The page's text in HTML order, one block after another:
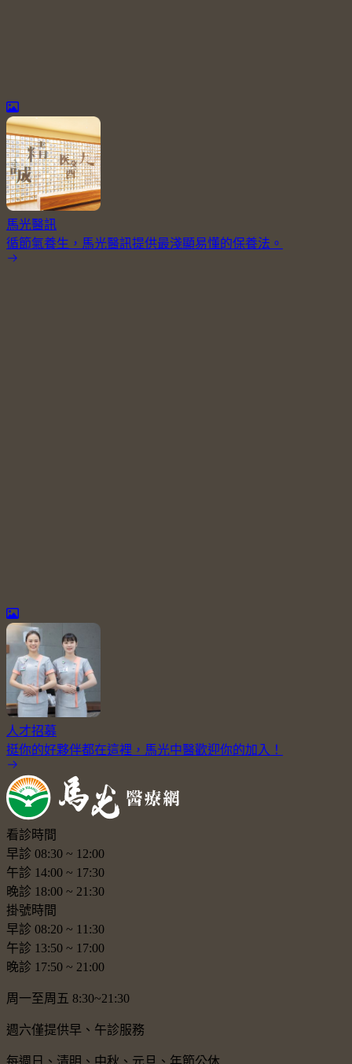
馬光醫訊
循節氣養生，馬光醫訊提供最淺顯易懂的保養法。
人才招募
挺你的好夥伴都在這裡，馬光中醫歡迎你的加入！
看診時間
早診 08:30 ~ 12:00
午診 14:00 ~ 17:30
晚診 18:00 ~ 21:30
掛號時間
早診 08:20 ~ 11:30
午診 13:50 ~ 17:00
晚診 17:50 ~ 21:00
周一至周五 8:30~21:30
週六僅提供早、午診服務
每週日、清明、中秋、元旦、年節公休